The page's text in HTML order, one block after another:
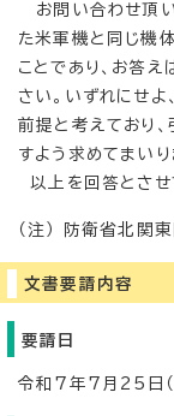
お問い合わせ頂い
た米軍機と同じ機
ことであり、お答
さい。いずれにせ
前提と考えており
すよう求めてまいり
以上を回答とさせ
（注） 防衛省北関
文書要請内容
要請日
令和7年7月25日（